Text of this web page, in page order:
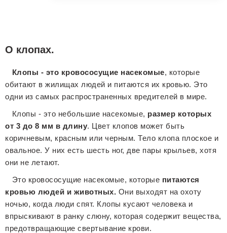
О клопах.
Клопы - это кровососущие насекомые, которые
обитают в жилищах людей и питаются их кровью. Это
одни из самых распространенных вредителей в мире.
Клопы - это небольшие насекомые, размер которых
от 3 до 8 мм в длину. Цвет клопов может быть
коричневым, красным или черным. Тело клопа плоское и
овальное. У них есть шесть ног, две пары крыльев, хотя
они не летают.
Это кровососущие насекомые, которые питаются
кровью людей и животных. Они выходят на охоту
ночью, когда люди спят. Клопы кусают человека и
впрыскивают в ранку слюну, которая содержит вещества,
предотвращающие свертывание крови.